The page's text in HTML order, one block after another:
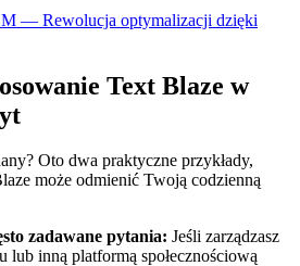
— Rewolucja optymalizacji dzięki
Text Blaze w
Oto dwa praktyczne przykłady,
może odmienić Twoją codzienną
zadawane pytania: Jeśli zarządzasz
lub inną platformą społecznościową